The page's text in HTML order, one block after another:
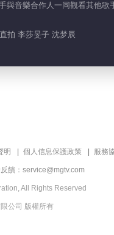
音樂合作人一同觀看其他
拍 李莎旻子 沈梦辰
明 個人信息保護政策 服務
饋：service@mgtv.com
All Rights Reserved
公司 版權所有